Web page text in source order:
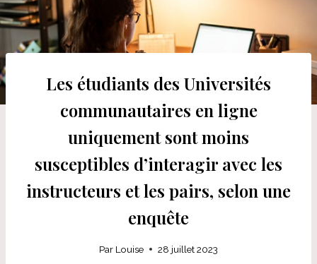
Les étudiants des Universités
communautaires en ligne
uniquement sont moins
susceptibles d’interagir avec les
instructeurs et les pairs, selon une
enquête
Par Louise 28 juillet 2023